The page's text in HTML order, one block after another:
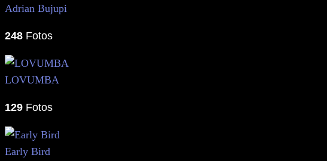
Adrian Bujupi
248 Fotos
LOVUMBA
129 Fotos
Early Bird